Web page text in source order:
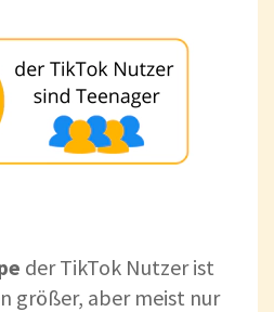
der TikTok Nutzer ist
größer, aber meist nur